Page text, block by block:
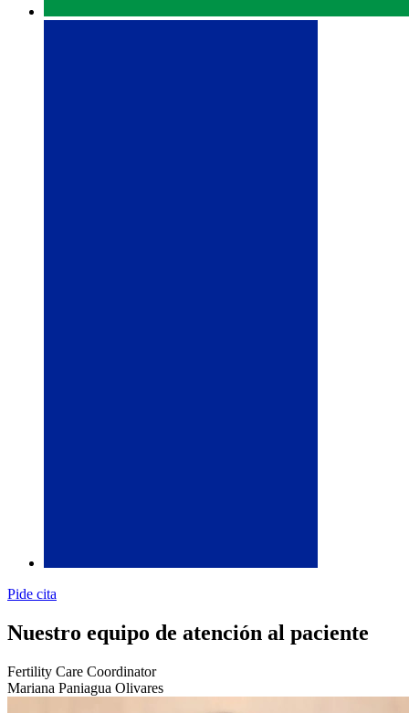
Pide cita
Nuestro equipo de atención al paciente
Fertility Care Coordinator
Mariana Paniagua Olivares